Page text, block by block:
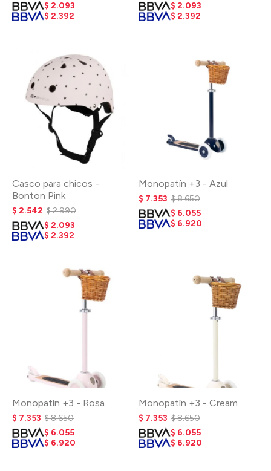
$ 2.093
$ 2.392
$ 2.093
$ 2.392
Casco para chicos -
Bonton Pink
$ 2.542 $2.990
$ 2.093
$ 2.392
Monopatín +3 - Azul
$ 7.353 $8.650
$ 6.055
$ 6.920
Monopatín +3 - Rosa
$ 7.353 $8.650
$ 6.055
$ 6.920
Monopatín +3 - Cream
$ 7.353 $8.650
$ 6.055
$ 6.920